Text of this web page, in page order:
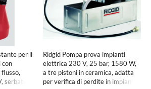
per il
con
serbatoio
Ridgid Pompa prova impianti
elettrica 230 V, 25 bar, 1580 W,
a tre pistoni in ceramica, adatta
per verifica di perdite in impianti